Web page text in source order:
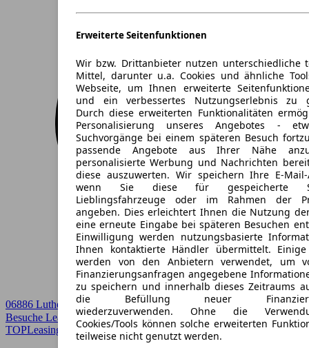
06886 Lutherstadt Wittenberg
Besuche Leasingmarkt➚
TOPLeasing
Erweiterte Seitenfunktionen
Wir bzw. Drittanbieter nutzen unterschiedliche
Mittel, darunter u.a. Cookies und ähnliche
Webseite, um Ihnen erweiterte
und ein verbessertes Nutzungserlebnis zu
Durch diese erweiterten Funktionalitäten
Personalisierung unseres Angebotes -
Suchvorgänge bei einem späteren Besuch
passende Angebote aus Ihrer Nähe
personalisierte Werbung und Nachrichten
diese auszuwerten. Wir speichern Ihre E-Mail-
wenn Sie diese für gespeicherte
Lieblingsfahrzeuge oder im Rahmen der
angeben. Dies erleichtert Ihnen die Nutzung
eine erneute Eingabe bei späteren Besuchen
Einwilligung werden nutzungsbasierte
Ihnen kontaktierte Händler übermittelt. Einige
werden von den Anbietern verwendet, um
Finanzierungsanfragen angegebene
zu speichern und innerhalb dieses Zeitraums
die Befüllung neuer
wiederzuverwenden. Ohne die
Cookies/Tools können solche erweiterten
teilweise nicht genutzt werden.